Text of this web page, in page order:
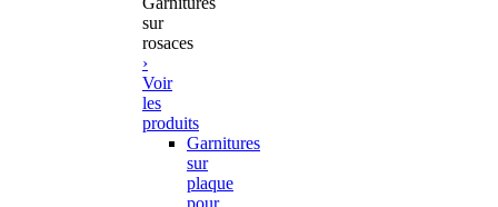
sur
rosaces
›
Voir
les
produits
Garnitures
sur
plaque
pour